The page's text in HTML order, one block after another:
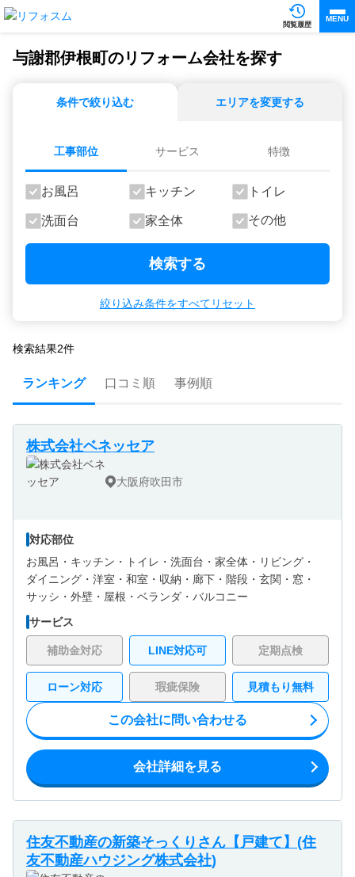
閲覧履歴
MENU
与謝郡伊根町のリフォーム会社を探す
条件で絞り込む エリアを変更する
工事部位 サービス 特徴
お風呂 キッチン トイレ
洗面台 家全体 その他
検索する
絞り込み条件をすべてリセット
検索結果2件
ランキング 口コミ順 事例順
株式会社ベネッセア
大阪府吹田市
対応部位
お風呂・ キッチン・ トイレ・ 洗面台・ 家全体・ リビング・
ダイニング・ 洋室・ 和室・ 収納・ 廊下・ 階段・ 玄関・ 窓・
サッシ・ 外壁・ 屋根・ ベランダ・バルコニー
サービス
補助金対応 LINE対応可 定期点検
ローン対応 瑕疵保険 見積もり無料
この会社に問い合わせる
会社詳細を見る
住友不動産の新築そっくりさん【戸建て】(住
友不動産ハウジング株式会社)